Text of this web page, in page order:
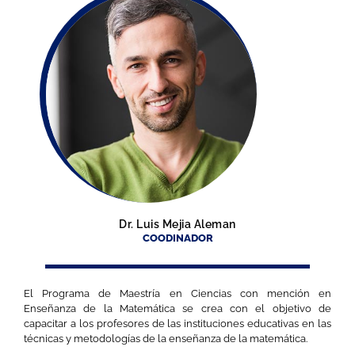
Dr. Luis Mejia Aleman
COODINADOR
El Programa de Maestría en Ciencias con mención en
Enseñanza de la Matemática se crea con el objetivo de
capacitar a los profesores de las instituciones educativas en las
técnicas y metodologías de la enseñanza de la matemática.